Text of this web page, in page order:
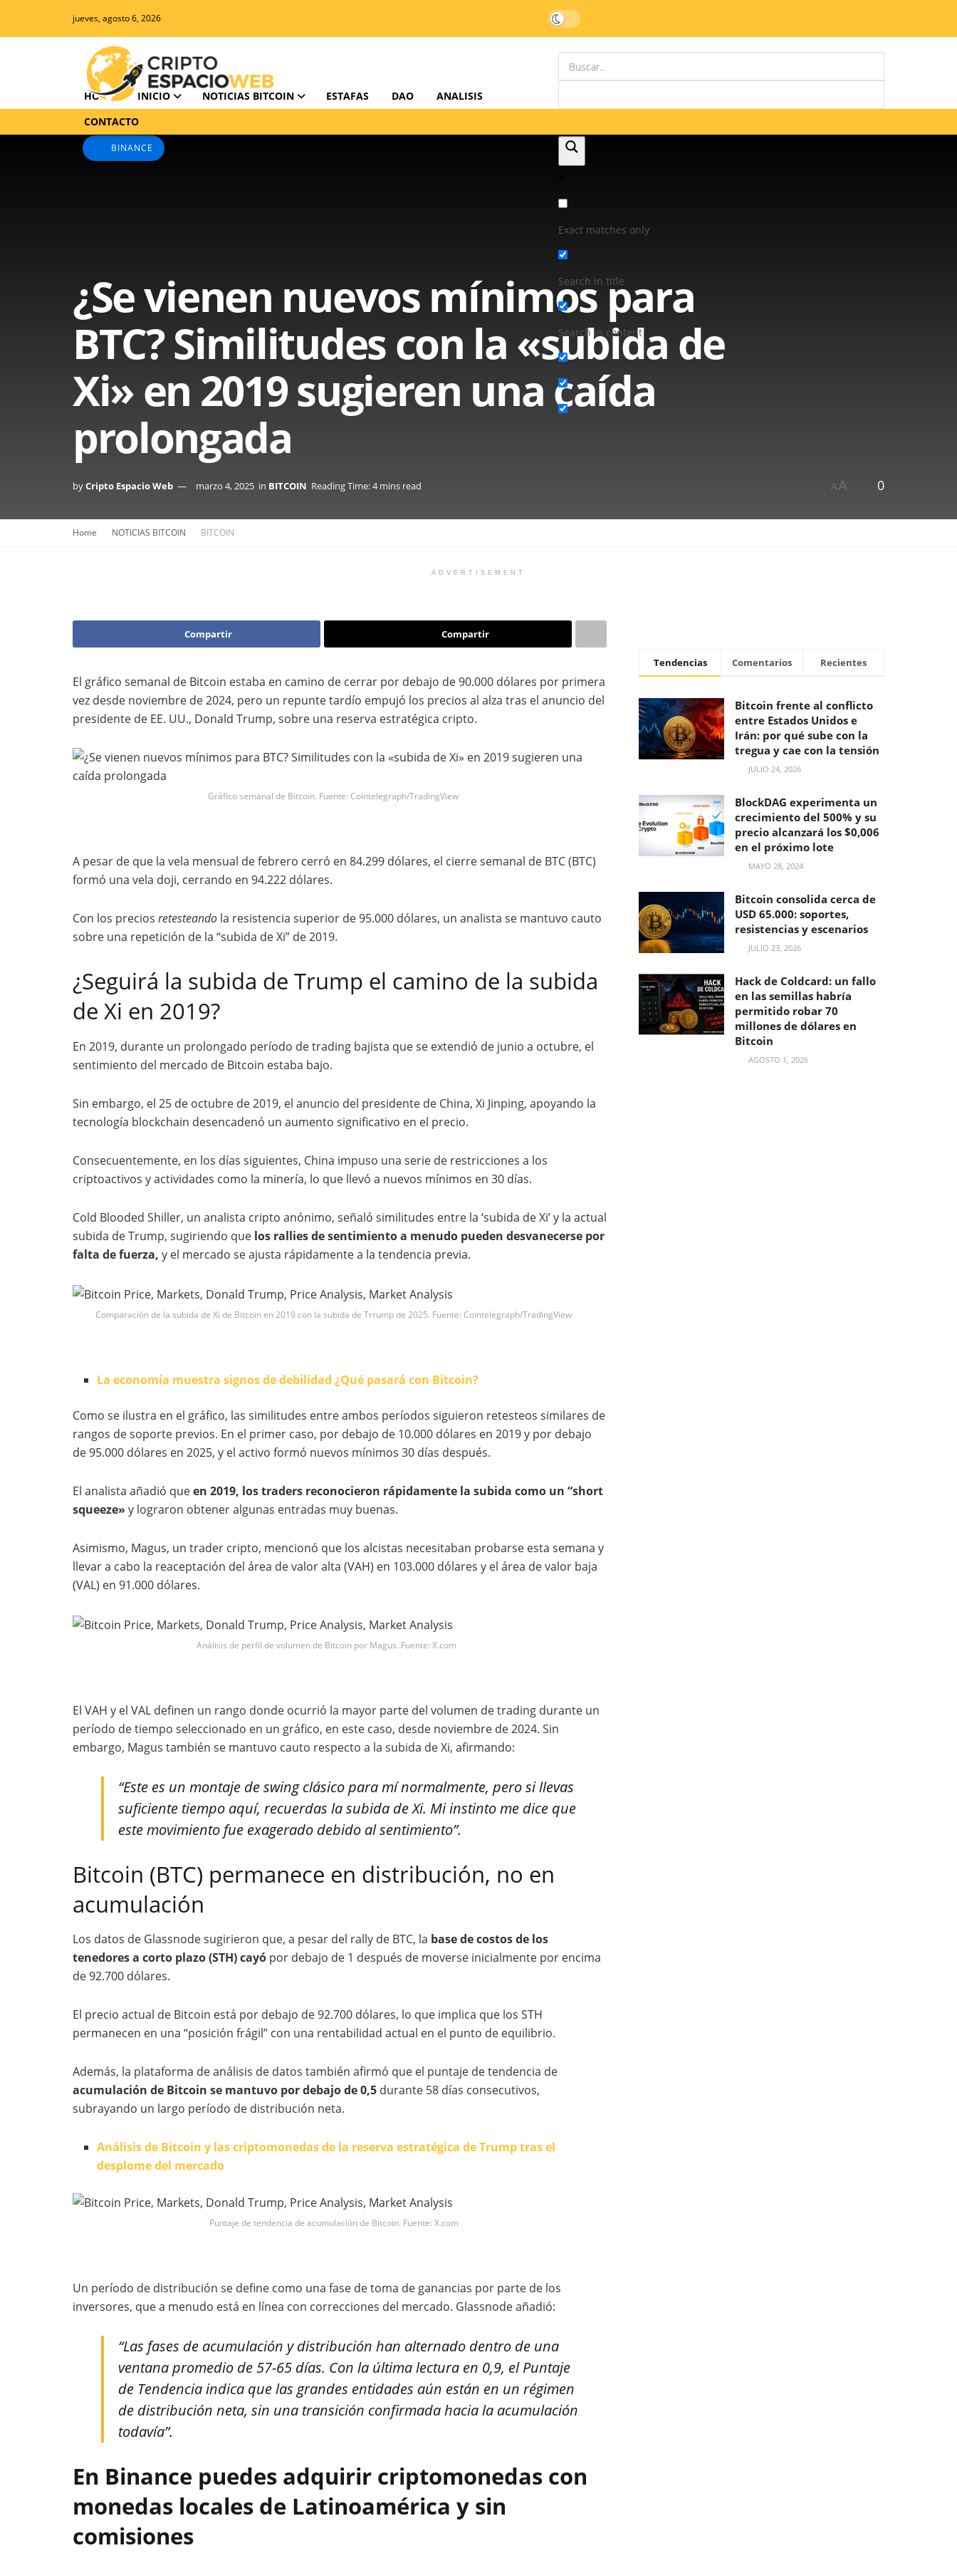
jueves, agosto 6, 2026
HOME INICIO NOTICIAS BITCOIN ESTAFAS DAO
ANALISIS
CONTACTO
BINANCE
Exact matches only
Search in title
Search in content
¿Se vienen nuevos mínimos para
BTC? Similitudes con la «subida de
Xi» en 2019 sugieren una caída
prolongada
byCripto Espacio Web marzo 4, 2025 in BITCOIN Reading Time: 4 mins read A A 0
Home NOTICIAS BITCOIN BITCOIN
ADVERTISEMENT
Compartir Compartir
El gráfico semanal de Bitcoin estaba en camino de cerrar por debajo de 90.000 dólares por primera
vez desde noviembre de 2024, pero un repunte tardío empujó los precios al alza tras el anuncio del
presidente de EE. UU., Donald Trump, sobre una reserva estratégica cripto.
Gráfico semanal de Bitcoin. Fuente: Cointelegraph/TradingView
A pesar de que la vela mensual de febrero cerró en 84.299 dólares, el cierre semanal de BTC (BTC)
formó una vela doji, cerrando en 94.222 dólares.
Con los precios retesteando la resistencia superior de 95.000 dólares, un analista se mantuvo cauto
sobre una repetición de la “subida de Xi” de 2019.
¿Seguirá la subida de Trump el camino de la subida
de Xi en 2019?
En 2019, durante un prolongado período de trading bajista que se extendió de junio a octubre, el
sentimiento del mercado de Bitcoin estaba bajo.
Sin embargo, el 25 de octubre de 2019, el anuncio del presidente de China, Xi Jinping, apoyando la
tecnología blockchain desencadenó un aumento significativo en el precio.
Consecuentemente, en los días siguientes, China impuso una serie de restricciones a los
criptoactivos y actividades como la minería, lo que llevó a nuevos mínimos en 30 días.
Cold Blooded Shiller, un analista cripto anónimo, señaló similitudes entre la ‘subida de Xi’ y la actual
subida de Trump, sugiriendo que los rallies de sentimiento a menudo pueden desvanecerse por
falta de fuerza, y el mercado se ajusta rápidamente a la tendencia previa.
Comparación de la subida de Xi de Bitcoin en 2019 con la subida de Trrump de 2025. Fuente: Cointelegraph/TradingView
La economía muestra signos de debilidad ¿Qué pasará con Bitcoin?
Como se ilustra en el gráfico, las similitudes entre ambos períodos siguieron retesteos similares de
rangos de soporte previos. En el primer caso, por debajo de 10.000 dólares en 2019 y por debajo
de 95.000 dólares en 2025, y el activo formó nuevos mínimos 30 días después.
El analista añadió queen 2019, los traders reconocieron rápidamente la subida como un “short
squeeze» y lograron obtener algunas entradas muy buenas.
Asimismo, Magus, un trader cripto, mencionó que los alcistas necesitaban probarse esta semana y
llevar a cabo la reaceptación del área de valor alta (VAH) en 103.000 dólares y el área de valor baja
(VAL) en 91.000 dólares.
Análisis de perfil de volumen de Bitcoin por Magus. Fuente: X.com
El VAH y el VAL definen un rango donde ocurrió la mayor parte del volumen de trading durante un
período de tiempo seleccionado en un gráfico, en este caso, desde noviembre de 2024. Sin
embargo, Magus también se mantuvo cauto respecto a la subida de Xi, afirmando:
“Este es un montaje de swing clásico para mí normalmente, pero si llevas
suficiente tiempo aquí, recuerdas la subida de Xi. Mi instinto me dice que
este movimiento fue exagerado debido al sentimiento”.
Bitcoin (BTC) permanece en distribución, no en
acumulación
Los datos de Glassnode sugirieron que, a pesar del rally de BTC, la base de costos de los
tenedores a corto plazo (STH) cayó por debajo de 1 después de moverse inicialmente por encima
de 92.700 dólares.
El precio actual de Bitcoin está por debajo de 92.700 dólares, lo que implica que los STH
permanecen en una “posición frágil” con una rentabilidad actual en el punto de equilibrio.
Además, la plataforma de análisis de datos también afirmó que el puntaje de tendencia de
acumulación de Bitcoin se mantuvo por debajo de 0,5 durante 58 días consecutivos,
subrayando un largo período de distribución neta.
Análisis de Bitcoin y las criptomonedas de la reserva estratégica de Trump tras el
desplome del mercado
Puntaje de tendencia de acumulación de Bitcoin. Fuente: X.com
Un período de distribución se define como una fase de toma de ganancias por parte de los
inversores, que a menudo está en línea con correcciones del mercado. Glassnode añadió:
“Las fases de acumulación y distribución han alternado dentro de una
ventana promedio de 57-65 días. Con la última lectura en 0,9, el Puntaje
de Tendencia indica que las grandes entidades aún están en un régimen
de distribución neta, sin una transición confirmada hacia la acumulación
todavía”.
En Binance puedes adquirir criptomonedas con
monedas locales de Latinoamérica y sin
comisiones
Tendencias Comentarios Recientes
Bitcoin frente al conflicto
entre Estados Unidos e
Irán: por qué sube con la
tregua y cae con la tensión
JULIO 24, 2026
BlockDAG experimenta un
crecimiento del 500% y su
precio alcanzará los $0,006
en el próximo lote
MAYO 28, 2024
Bitcoin consolida cerca de
USD 65.000: soportes,
resistencias y escenarios
JULIO 23, 2026
Hack de Coldcard: un fallo
en las semillas habría
permitido robar 70
millones de dólares en
Bitcoin
AGOSTO 1, 2026